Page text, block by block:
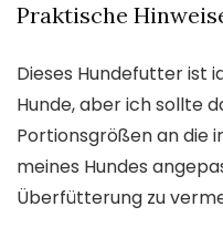
Praktische
Dieses Hundefutter ist
Hunde, aber ich sollte
Portionsgrößen an die
meines Hundes
Überfütterung zu